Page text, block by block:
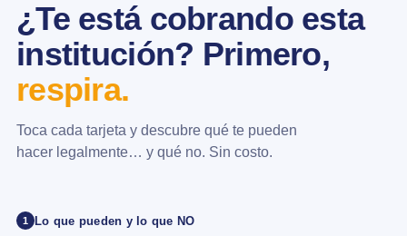
¿Te está cobrando esta
institución? Primero,
respira.
Toca cada tarjeta y descubre qué te pueden
hacer legalmente… y qué no. Sin costo.
1 Lo que pueden y lo que NO